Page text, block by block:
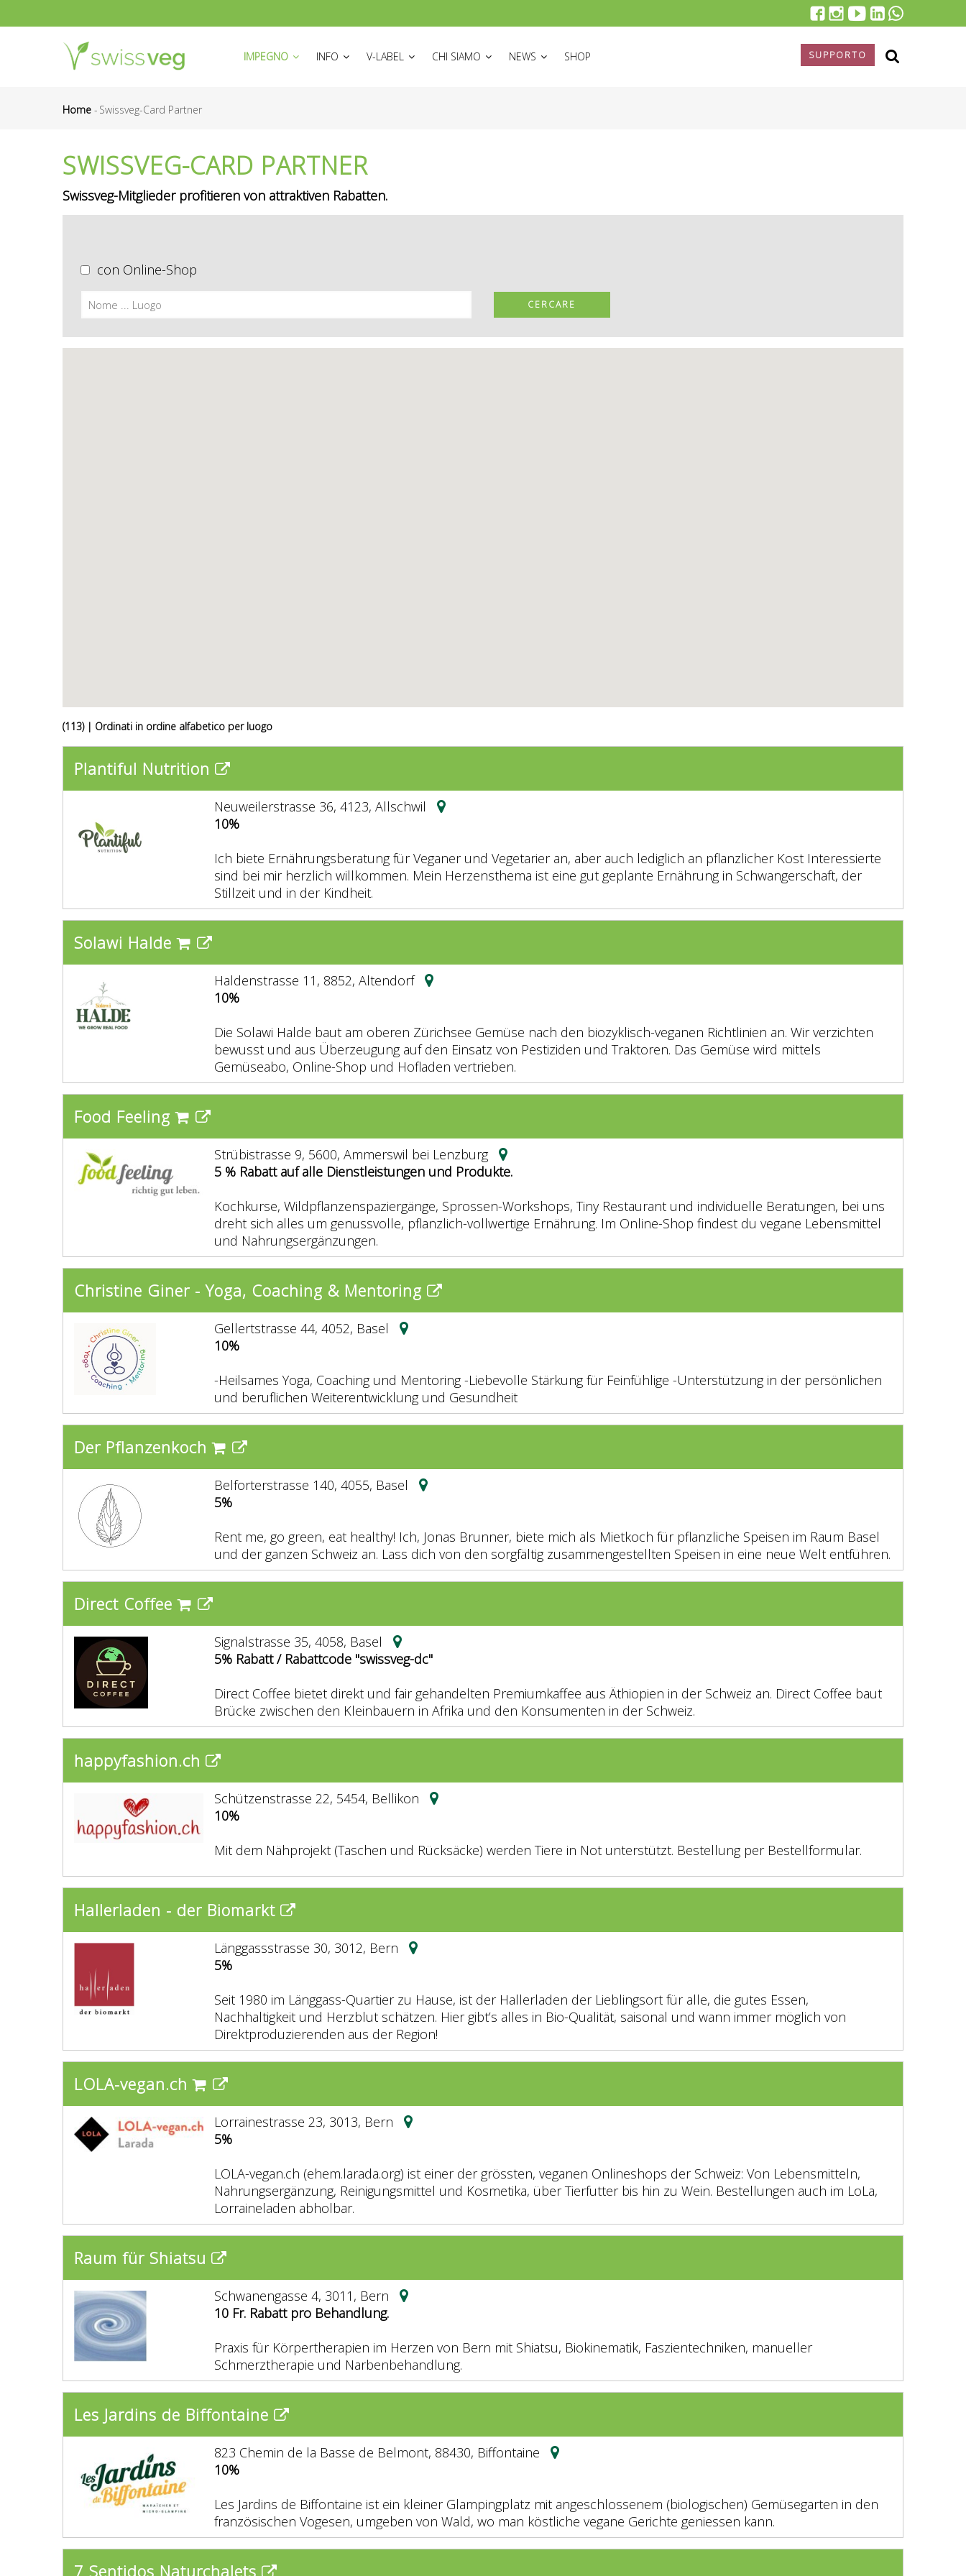
al
IMPEGNO
INFO V-LABEL CHI SIAMO NEWS SHOP SUPPORTO
di
pane
Home - Swissveg-Card Partner
SWISSVEG-CARD PARTNER
Swissveg-Mitglieder profitieren von attraktiven Rabatten.
con Online-Shop
CERCARE
(113) | Ordinati in ordine alfabetico per luogo
Plantiful Nutrition
Neuweilerstrasse 36, 4123, Allschwil
10%
Ich biete Ernährungsberatung für Veganer und Vegetarier an, aber auch lediglich an pflanzlicher Kost Interessierte
sind bei mir herzlich willkommen. Mein Herzensthema ist eine gut geplante Ernährung in Schwangerschaft, der
Stillzeit und in der Kindheit.
Solawi Halde
Haldenstrasse 11, 8852, Altendorf
10%
Die Solawi Halde baut am oberen Zürichsee Gemüse nach den biozyklisch-veganen Richtlinien an. Wir verzichten
bewusst und aus Überzeugung auf den Einsatz von Pestiziden und Traktoren. Das Gemüse wird mittels
Gemüseabo, Online-Shop und Hofladen vertrieben.
Food Feeling
Strübistrasse 9, 5600, Ammerswil bei Lenzburg
5 % Rabatt auf alle Dienstleistungen und Produkte.
Kochkurse, Wildpflanzenspaziergänge, Sprossen-Workshops, Tiny Restaurant und individuelle Beratungen, bei uns
dreht sich alles um genussvolle, pflanzlich-vollwertige Ernährung. Im Online-Shop findest du vegane Lebensmittel
und Nahrungsergänzungen.
Christine Giner - Yoga, Coaching & Mentoring
Gellertstrasse 44, 4052, Basel
10%
-Heilsames Yoga, Coaching und Mentoring -Liebevolle Stärkung für Feinfühlige -Unterstützung in der persönlichen
und beruflichen Weiterentwicklung und Gesundheit
Der Pflanzenkoch
Belforterstrasse 140, 4055, Basel
5%
Rent me, go green, eat healthy! Ich, Jonas Brunner, biete mich als Mietkoch für pflanzliche Speisen im Raum Basel
und der ganzen Schweiz an. Lass dich von den sorgfältig zusammengestellten Speisen in eine neue Welt entführen.
Direct Coffee
Signalstrasse 35, 4058, Basel
5% Rabatt / Rabattcode "swissveg-dc"
Direct Coffee bietet direkt und fair gehandelten Premiumkaffee aus Äthiopien in der Schweiz an. Direct Coffee baut
Brücke zwischen den Kleinbauern in Afrika und den Konsumenten in der Schweiz.
happyfashion.ch
Schützenstrasse 22, 5454, Bellikon
10%
Mit dem Nähprojekt (Taschen und Rücksäcke) werden Tiere in Not unterstützt. Bestellung per Bestellformular.
Hallerladen - der Biomarkt
Länggassstrasse 30, 3012, Bern
5%
Seit 1980 im Länggass-Quartier zu Hause, ist der Hallerladen der Lieblingsort für alle, die gutes Essen,
Nachhaltigkeit und Herzblut schätzen. Hier gibt’s alles in Bio-Qualität, saisonal und wann immer möglich von
Direktproduzierenden aus der Region!
LOLA-vegan.ch
Lorrainestrasse 23, 3013, Bern
5%
LOLA-vegan.ch (ehem.larada.org) ist einer der grössten, veganen Onlineshops der Schweiz: Von Lebensmitteln,
Nahrungsergänzung, Reinigungsmittel und Kosmetika, über Tierfutter bis hin zu Wein. Bestellungen auch im LoLa,
Lorraineladen abholbar.
Raum für Shiatsu
Schwanengasse 4, 3011, Bern
10 Fr. Rabatt pro Behandlung.
Praxis für Körpertherapien im Herzen von Bern mit Shiatsu, Biokinematik, Faszientechniken, manueller
Schmerztherapie und Narbenbehandlung.
Les Jardins de Biffontaine
823 Chemin de la Basse de Belmont, 88430, Biffontaine
10%
Les Jardins de Biffontaine ist ein kleiner Glampingplatz mit angeschlossenem (biologischen) Gemüsegarten in den
französischen Vogesen, umgeben von Wald, wo man köstliche vegane Gerichte geniessen kann.
7 Sentidos Naturchalets